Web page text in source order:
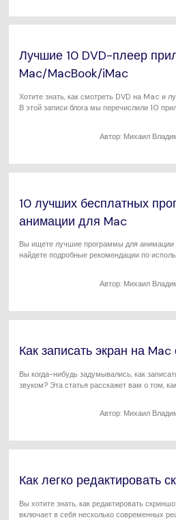
Лучшие 10 DVD-плеер
Mac/MacBook/iMac
Хотите знать, как смотреть DVD на Mac и
В этой записи блога мы перечислили 10
Автор: Михаил
10 лучших бесплатных
анимации для Mac
Вы ищете лучшие программы для анимации
найдете подробные рекомендации по
Автор: Михаил
Как записать экран на Mac
Вы когда-нибудь задумывались, как
звуком? Эта статья расскажет вам о том,
Автор: Михаил
Как легко редактировать
Вы хотите знать, как редактировать
включает в себя несколько современных